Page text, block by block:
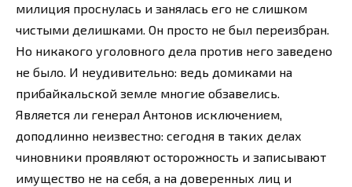
милиция проснулась и занялась его не слишком
чистыми делишками. Он просто не был переизбран.
Но никакого уголовного дела против него заведено
не было. И неудивительно: ведь домиками на
прибайкальской земле многие обзавелись.
Является ли генерал Антонов исключением,
доподлинно неизвестно: сегодня в таких делах
чиновники проявляют осторожность и записывают
имущество не на себя, а на доверенных лиц и